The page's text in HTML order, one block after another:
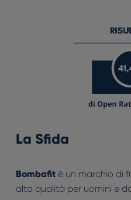
La Sfida
Bombafitè un marchio di
alta qualità per uomini e